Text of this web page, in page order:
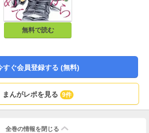
無料で読む
すぐ会員登録する (無料)
まんがレポを見る 9件
全巻の情報を 閉じる